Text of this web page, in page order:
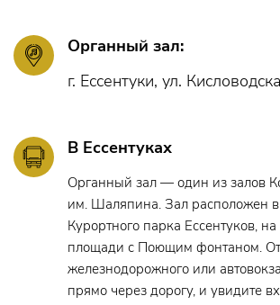
Органный зал:
г. Ессентуки, ул.
В Ессентуках
Органный зал — один из залов
им. Шаляпина. Зал расположен
Курортного парка Ессентуков, на
площади с Поющим фонтаном. От
железнодорожного или
прямо через дорогу, и увидите